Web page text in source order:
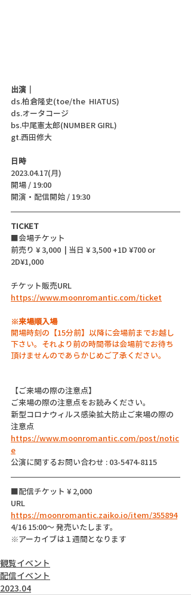
出演｜
ds.柏倉隆史(toe/the  HIATUS)
ds.オータコージ
bs.中尾憲太郎(NUMBER GIRL)
gt.西田修大
日時
2023.04.17(月)
開場 / 19:00
開演・配信開始 / 19:30
TICKET
■会場チケット
前売り ¥ 3,000  | 当日 ¥ 3,500 +1D ¥700 or
2D¥1,000
チケット販売URL
https://www.moonromantic.com/ticket
※来場順入場
開場時刻の【15分前】以降に会場前までお越し
下さい。それより前の時間帯は会場前でお待ち
頂けませんのであらかじめご了承ください。
【ご来場の際の注意点】
ご来場の際の注意点をお読みください。
新型コロナウィルス感染拡大防止ご来場の際の
注意点
https://www.moonromantic.com/post/notic
e
公演に関するお問い合わせ : 03-5474-8115
■配信チケット ¥ 2,000
URL
https://moonromantic.zaiko.io/item/355894
4/16 15:00〜 発売いたします。
※アーカイブは１週間となります
観覧イベント
配信イベント
2023.04